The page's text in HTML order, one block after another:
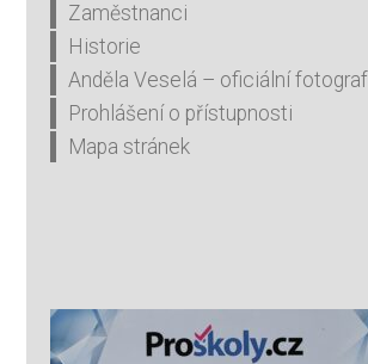
Zaměstnanci
Historie
Anděla Veselá – oficiální fotograf
Prohlášení o přístupnosti
Mapa stránek